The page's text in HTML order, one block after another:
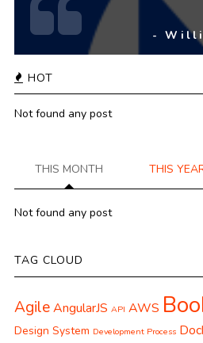
-
HOT
Not found any post
THIS MONTH THIS
Not found any post
TAG CLOUD
AgileAngularJS API AWS
Design System Development Process